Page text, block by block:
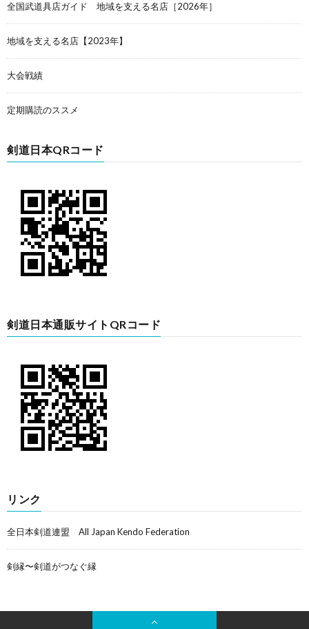
全国武道具店ガイド 地域を支える名店［2026年］
地域を支える名店【2023年】
大会戦績
定期購読のススメ
剣道日本QRコード
剣道日本通販サイトQRコード
リンク
全日本剣道連盟 All Japan Kendo Federation
剣縁〜剣道がつなぐ縁